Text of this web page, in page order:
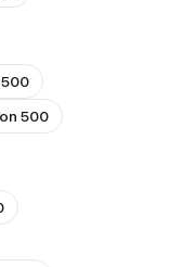
500